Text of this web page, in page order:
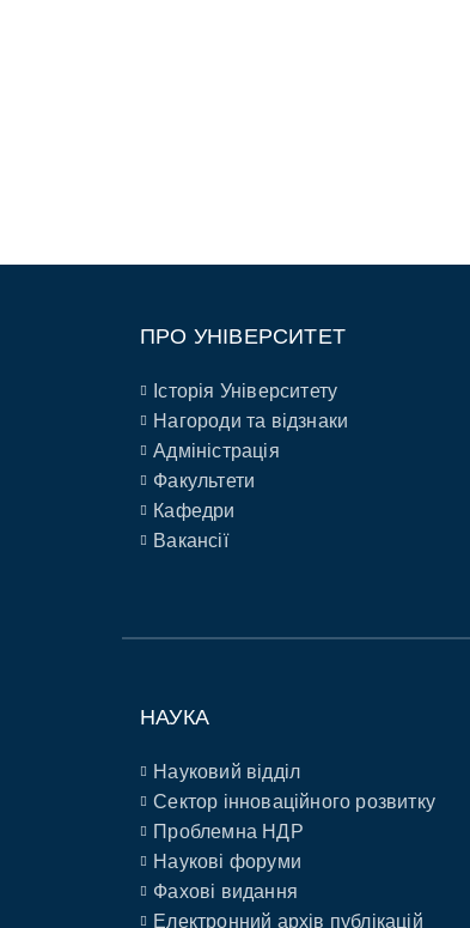
ПРО УНІВЕРСИТЕТ
Історія Університету
Нагороди та відзнаки
Адміністрація
Факультети
Кафедри
Вакансії
НАУКА
Науковий відділ
Сектор інноваційного розвитку
Проблемна НДР
Наукові форуми
Фахові видання
Електронний архів публікацій